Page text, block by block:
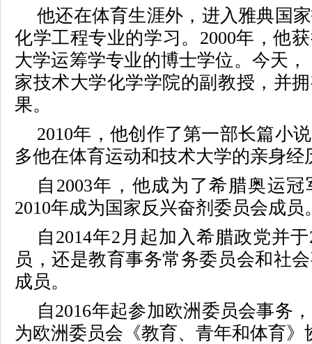
他还在体育生涯外，进入雅典国
化学工程专业的学习。2000年，他
大学运筹学专业的博士学位。今天
家技术大学化学学院的副教授，并
果。
2010年，他创作了第一部长篇小
多他在体育运动和技术大学的亲身经
自2003年，他成为了希腊奥运
2010年成为国家反兴奋剂委员会成员
自2014年2月起加入希腊政党并
员，还是教育事务常务委员会和社
成员。
自2016年起参加欧洲委员会事务
为欧洲委员会《教育、青年和体育》